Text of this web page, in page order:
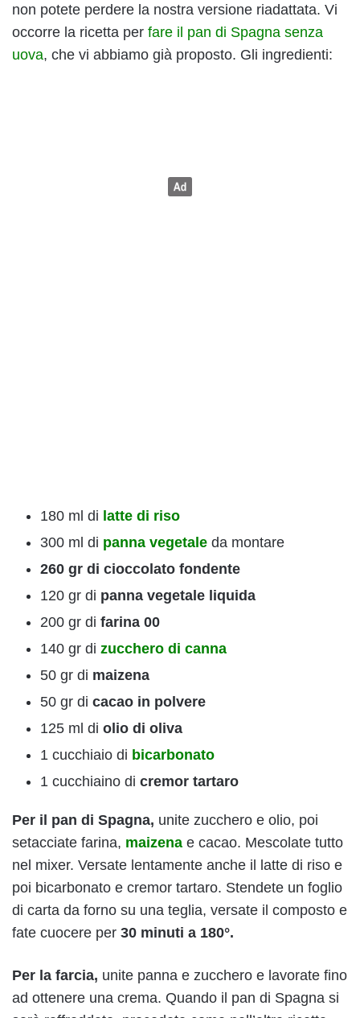
non potete perdere la nostra versione riadattata. Vi
occorre la ricetta per fare il pan di Spagna senza
uova, che vi abbiamo già proposto. Gli ingredienti:
180 ml di latte di riso
300 ml di panna vegetale da montare
260 gr di cioccolato fondente
120 gr di panna vegetale liquida
200 gr di farina 00
140 gr di zucchero di canna
50 gr di maizena
50 gr di cacao in polvere
125 ml di olio di oliva
1 cucchiaio di bicarbonato
1 cucchiaino di cremor tartaro
Per il pan di Spagna, unite zucchero e olio, poi
setacciate farina, maizena e cacao. Mescolate tutto
nel mixer. Versate lentamente anche il latte di riso e
poi bicarbonato e cremor tartaro. Stendete un foglio
di carta da forno su una teglia, versate il composto e
fate cuocere per 30 minuti a 180°.
Per la farcia, unite panna e zucchero e lavorate fino
ad ottenere una crema. Quando il pan di Spagna si